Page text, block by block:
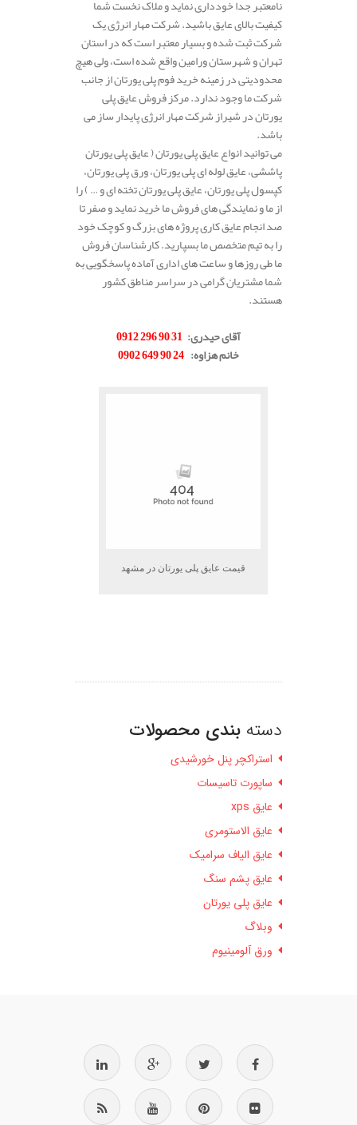
نامعتبر جدا خودداری نماید و ملاک نخست شما
کیفیت بالای عایق باشید. شرکت مهار انرژی یک
شرکت ثبت شده و بسیار معتبر است که در استان
تهران و شهرستان ورامین واقع شده است، ولی هیچ
محدودیتی در زمینه خرید فوم پلی یورتان از جانب
شرکت ما وجود ندارد. مرکز فروش عایق پلی
یورتان در شیراز شرکت مهار انرژی پایدار ساز می
باشد.
می توانید انواع عایق پلی یورتان ( عایق پلی یورتان
پاششی، عایق لوله ای پلی یورتان، ورق پلی یورتان،
کپسول پلی یورتان، عایق پلی یورتان تخته ای و … ) را
از ما و نمایندگی های فروش ما خرید نماید و صفر تا
صد انجام عایق کاری پروژه های بزرگ و کوچک خود
را به تیم متخصص ما بسپارید. کارشناسان فروش
ما طی روزها و ساعت های اداری آماده پاسخگویی به
شما مشتریان گرامی در سراسر مناطق کشور
هستند.
آقای حیدری:
31 90 296 0912
خانم هزاوه:
24 90 649 0902
قیمت عایق پلی یورتان در مشهد
دسته بندی محصولات
استراکچر پنل خورشیدی
ساپورت تاسیسات
عایق xps
عایق الاستومری
عایق الیاف سرامیک
عایق پشم سنگ
عایق پلی یورتان
وبلاگ
ورق آلومینیوم